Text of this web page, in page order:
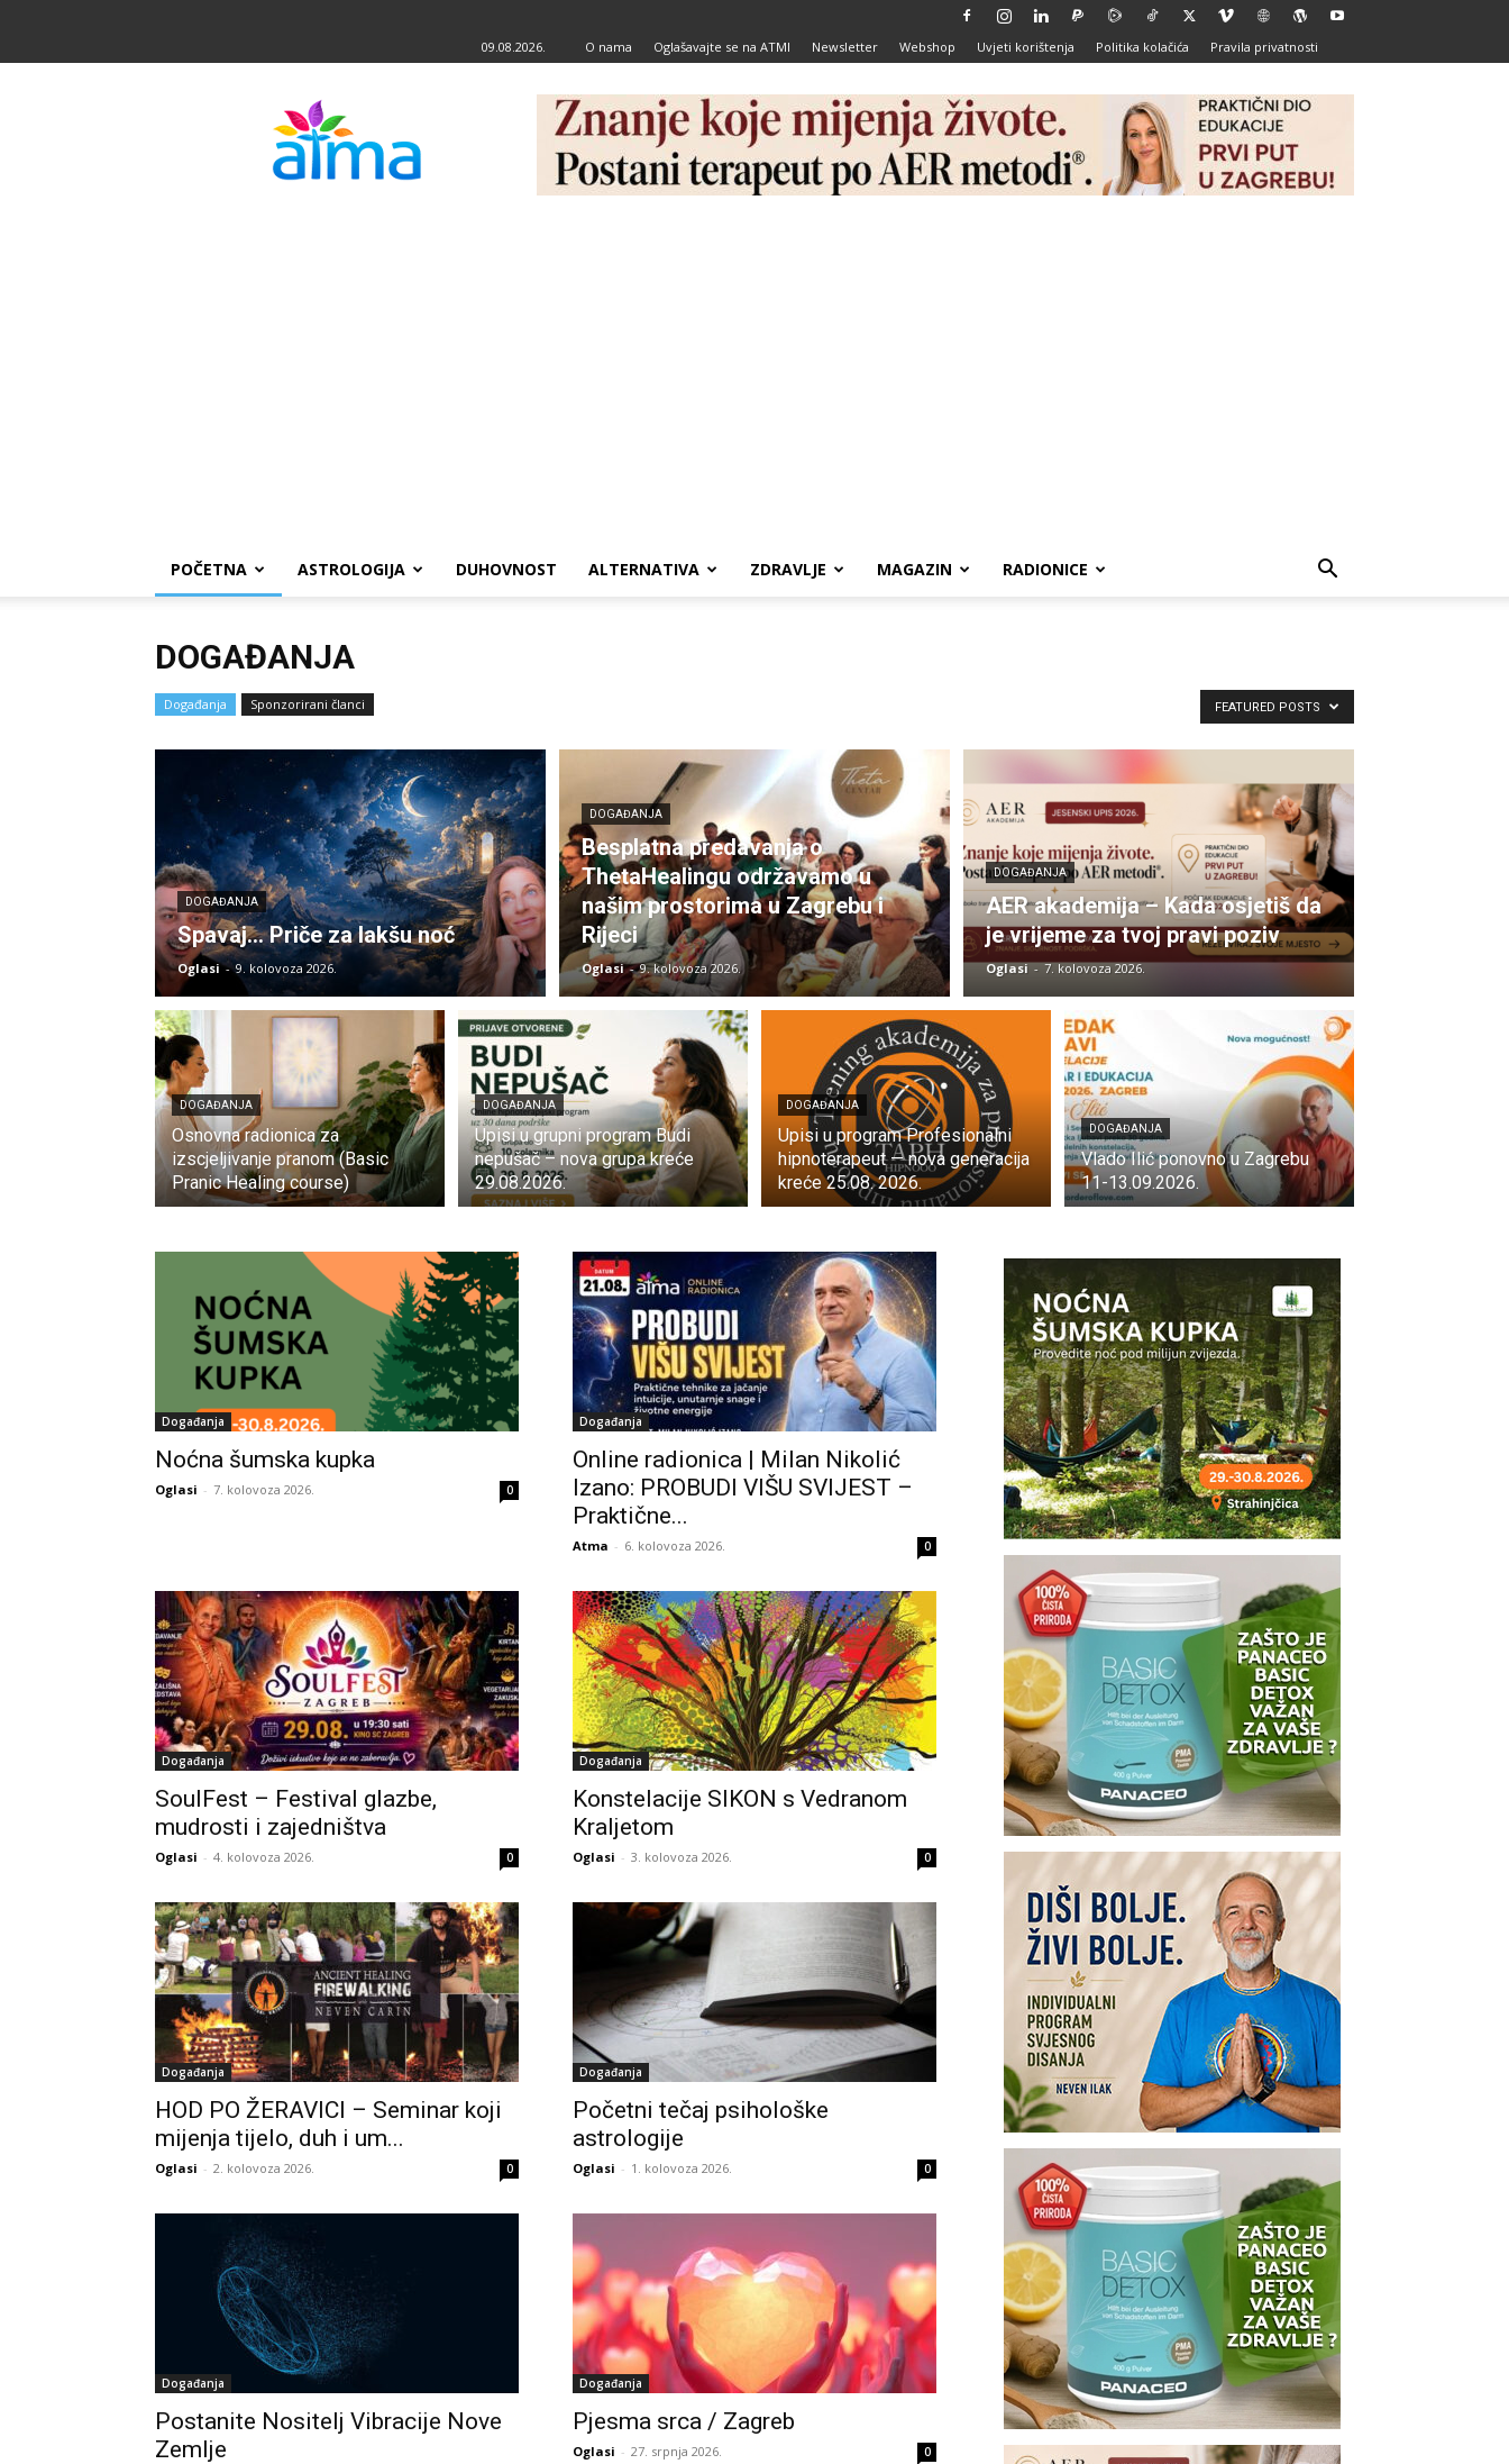
09.08.2026. O nama Oglašavajte se na ATMI Newsletter Webshop Uvjeti korištenja Politika kolačića Pravila privatnosti
POČETNA ASTROLOGIJA DUHOVNOST ALTERNATIVA ZDRAVLJE MAGAZIN RADIONICE
DOGAĐANJA
Događanja Sponzorirani članci FEATURED POSTS
DOGAĐANJA
Spavaj… Priče za lakšu noć
Oglasi - 9. kolovoza 2026.
DOGAĐANJA
Besplatna predavanja o
ThetaHealingu održavamo u
našim prostorima u Zagrebu i
Rijeci
Oglasi - 9. kolovoza 2026.
DOGAĐANJA
AER akademija – Kada osjetiš da
je vrijeme za tvoj pravi poziv
Oglasi - 7. kolovoza 2026.
DOGAĐANJA
Osnovna radionica za
izscjeljivanje pranom (Basic
Pranic Healing course)
DOGAĐANJA
Upisi u grupni program Budi
nepušač – nova grupa kreće
29.08.2026.
DOGAĐANJA
Upisi u program Profesionalni
hipnoterapeut — nova generacija
kreće 25.08. 2026.
DOGAĐANJA
Vlado Ilić ponovno u Zagrebu
11-13.09.2026.
Događanja
Noćna šumska kupka
Oglasi - 7. kolovoza 2026. 0
Događanja
Online radionica | Milan Nikolić
Izano: PROBUDI VIŠU SVIJEST –
Praktične...
Atma - 6. kolovoza 2026. 0
Događanja
SoulFest – Festival glazbe,
mudrosti i zajedništva
Oglasi - 4. kolovoza 2026. 0
Događanja
Konstelacije SIKON s Vedranom
Kraljetom
Oglasi - 3. kolovoza 2026. 0
Događanja
HOD PO ŽERAVICI – Seminar koji
mijenja tijelo, duh i um...
Oglasi - 2. kolovoza 2026. 0
Događanja
Početni tečaj psihološke
astrologije
Oglasi - 1. kolovoza 2026. 0
Događanja
Postanite Nositelj Vibracije Nove
Zemlje
Događanja
Pjesma srca / Zagreb
Oglasi - 27. srpnja 2026. 0